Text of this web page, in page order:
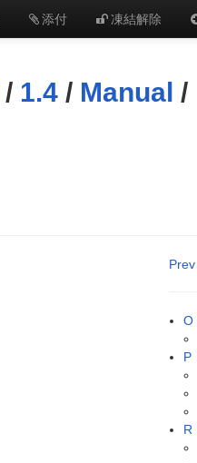
添付 凍結解除
/ 1.4 / Manual /
Prev
O
P
R